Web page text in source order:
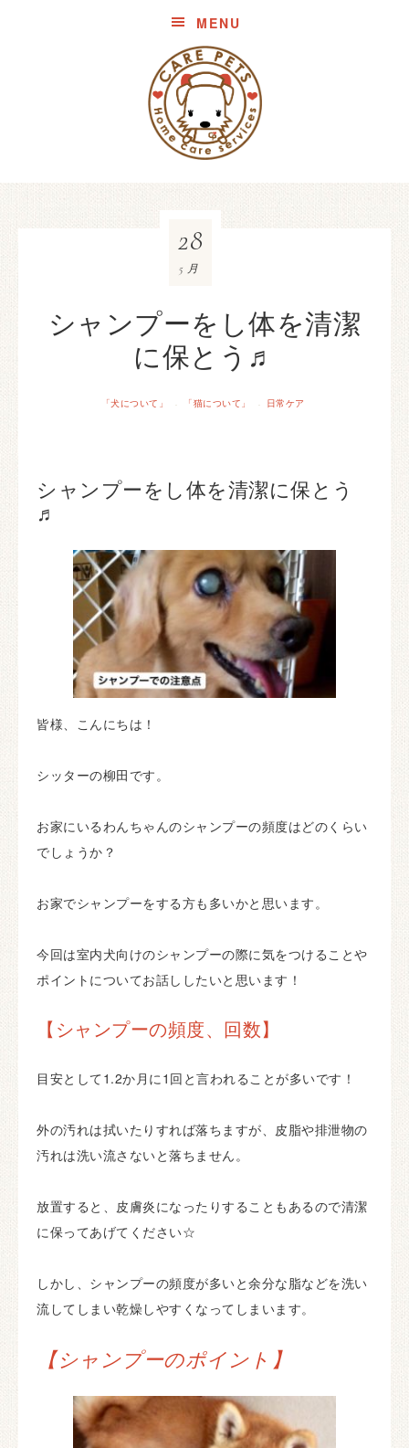
MENU
シャンプーをし体を清潔
に保とう♬
「犬について」 · 「猫について」 · 日常ケア
28
5月
シャンプーをし体を清潔に保とう
♬
皆様、こんにちは！
シッターの柳田です。
お家にいるわんちゃんのシャンプーの頻度はどのくらい
でしょうか？
お家でシャンプーをする方も多いかと思います。
今回は室内犬向けのシャンプーの際に気をつけることや
ポイントについてお話ししたいと思います！
【シャンプーの頻度、回数】
目安として1.2か月に1回と言われることが多いです！
外の汚れは拭いたりすれば落ちますが、皮脂や排泄物の
汚れは洗い流さないと落ちません。
放置すると、皮膚炎になったりすることもあるので清潔
に保ってあげてください☆
しかし、シャンプーの頻度が多いと余分な脂などを洗い
流してしまい乾燥しやすくなってしまいます。
【シャンプーのポイント】